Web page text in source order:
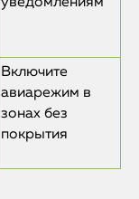
Включите
авиарежим в
зонах без
покрытия